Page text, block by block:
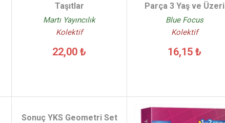
Taşıtlar
Martı Yayıncılık
Kolektif
22,00 ₺
Parça 3 Yaş ve Üzeri
Blue Focus
Kolektif
16,15 ₺
Sonuç YKS Geometri Set